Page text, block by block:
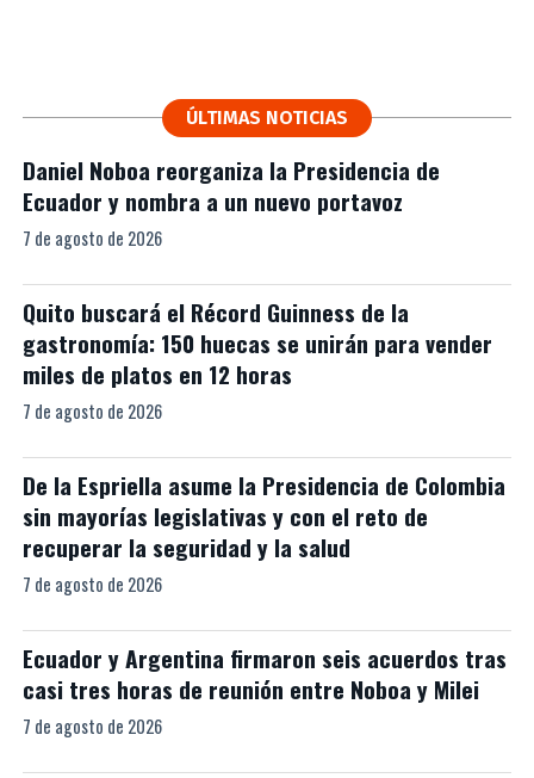
ÚLTIMAS NOTICIAS
Daniel Noboa reorganiza la Presidencia de
Ecuador y nombra a un nuevo portavoz
7 de agosto de 2026
Quito buscará el Récord Guinness de la
gastronomía: 150 huecas se unirán para vender
miles de platos en 12 horas
7 de agosto de 2026
De la Espriella asume la Presidencia de Colombia
sin mayorías legislativas y con el reto de
recuperar la seguridad y la salud
7 de agosto de 2026
Ecuador y Argentina firmaron seis acuerdos tras
casi tres horas de reunión entre Noboa y Milei
7 de agosto de 2026